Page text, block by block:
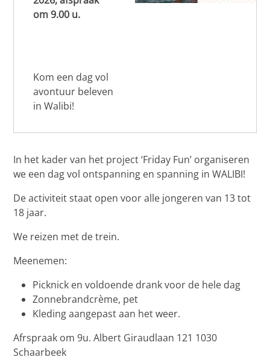
om 9.00 u.
Kom een dag vol
avontuur beleven
in Walibi!
In het kader van het project ‘Friday Fun’ organiseren
we een dag vol ontspanning en spanning in WALIBI!
De activiteit staat open voor alle jongeren van 13 tot
18 jaar.
We reizen met de trein.
Meenemen:
Picknick en voldoende drank voor de hele dag
Zonnebrandcrème, pet
Kleding aangepast aan het weer.
Afrspraak om 9u. Albert Giraudlaan 121 1030
Schaarbeek